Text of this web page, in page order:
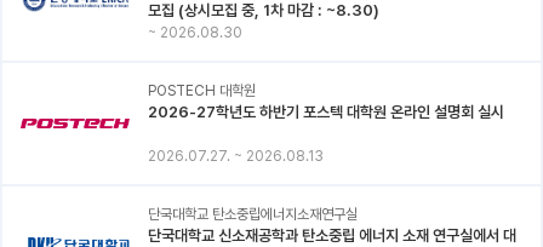
모집 (상시모집 중, 1차 마감 : ~8.30)
~ 2026.08.30
POSTECH 대학원
2026-27학년도 하반기 포스텍 대학원 온라인 설명회 실시
2026.07.27. ~ 2026.08.13
단국대학교 탄소중립에너지소재연구실
단국대학교 신소재공학과 탄소중립 에너지 소재 연구실에서 대